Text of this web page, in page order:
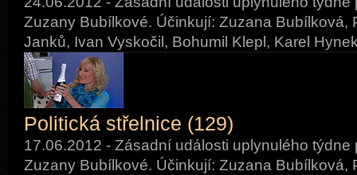
Zuzany Bubílkové. Účinkují: Zuzana Bubílková,
Janků, Ivan Vyskočil, Bohumil Klepl, Karel
Politická střelnice (129)
17.06.2012 - Zásadní události uplynulého týdne
Zuzany Bubílkové. Účinkují: Zuzana Bubílková,